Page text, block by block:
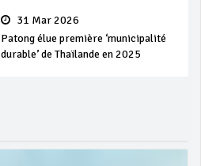
31 Mar 2026
Patong élue première ‘municipalité
durable’ de Thaïlande en 2025